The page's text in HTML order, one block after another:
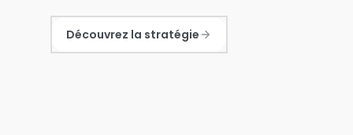
Découvrez la stratégie